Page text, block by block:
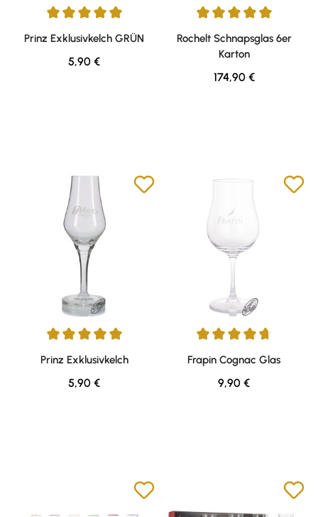
Durchschnittliche Bewertung von 5 von 5 Sternen
Prinz Exklusivkelch GRÜN
Regulärer Preis:
5,90 €
Durchschnittliche Bewertung
Rochelt Schnapsglas 6er
Karton
Regulärer Preis:
174,90 €
Durchschnittliche Bewertung von 5 von 5 Sternen
Prinz Exklusivkelch
Regulärer Preis:
5,90 €
Durchschnittliche Bewertung
Frapin Cognac Glas
Regulärer Preis:
9,90 €